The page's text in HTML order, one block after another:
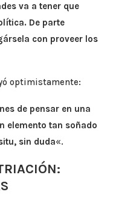
va a tener que
De parte
con proveer los
optimistamente:
de pensar en una
elemento tan soñado
sin duda«.